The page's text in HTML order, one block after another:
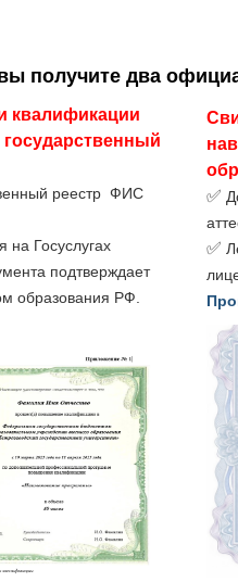
получите два
квалификации
реестр ФИС
на Госуслугах
подтверждает
образования РФ.
✅
✅